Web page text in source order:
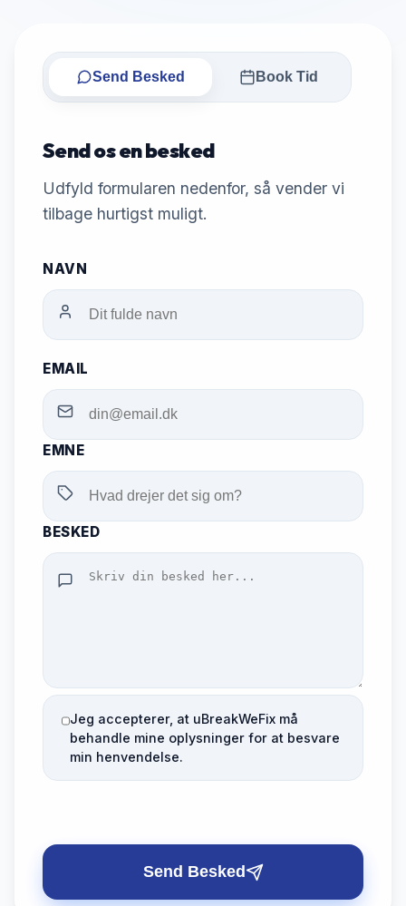
Send Besked Book Tid
Send os en besked
Udfyld formularen nedenfor, så vender vi
tilbage hurtigst muligt.
NAVN
EMAIL
EMNE
BESKED
Jeg accepterer, at uBreakWeFix må
behandle mine oplysninger for at besvare
min henvendelse.
Send Besked